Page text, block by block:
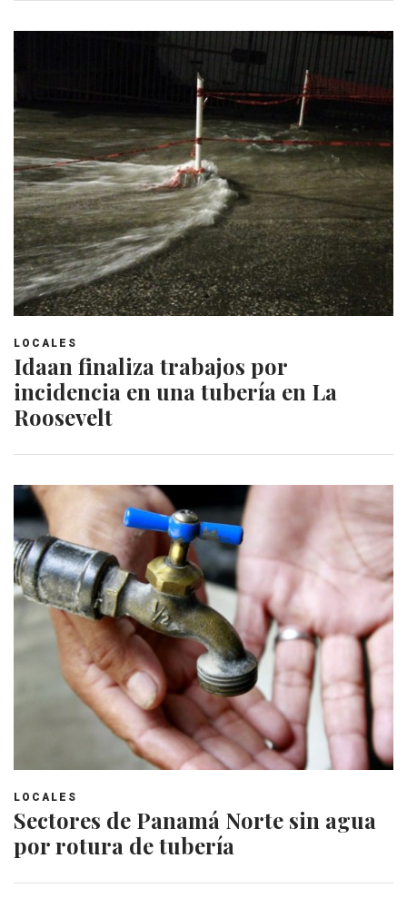
LOCALES
Idaan finaliza trabajos por
incidencia en una tubería en La
Roosevelt
LOCALES
Sectores de Panamá Norte sin agua
por rotura de tubería